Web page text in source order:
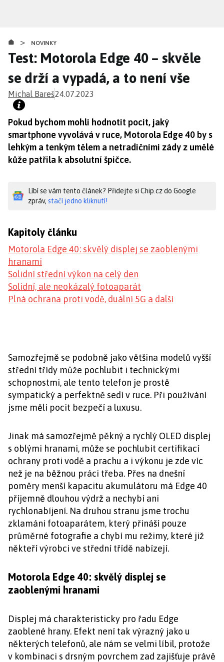
obsahu
> NOVINKY
Test: Motorola Edge 40 – skvěle
se drží a vypadá, a to není vše
Michal Bareš24.07.2023
Pokud bychom mohli hodnotit pocit, jaký
smartphone vyvolává v ruce, Motorola Edge 40 by s
lehkým a tenkým tělem a netradičními zády z umělé
kůže patřila k absolutní špičce.
Líbí se vám tento článek? Přidejte si Chip.cz do Google
zpráv, stačí jedno kliknutí!
Kapitoly článku
Motorola Edge 40: skvělý displej se zaoblenými
hranami
Solidní střední výkon na celý den
Solidní, ale neokázalý fotoaparát
Plná ochrana proti vodě, duální 5G a další
Samozřejmě se podobně jako většina modelů vyšší
střední třídy může pochlubit i technickými
schopnostmi, ale tento telefon je prostě
sympatický a perfektně sedí v ruce. Při používání
jsme měli pocit bezpečí a luxusu.
Jinak má samozřejmě pěkný a rychlý OLED displej
s oblými hranami, může se pochlubit certifikací
ochrany proti vodě a prachu a i výkonu je zde víc
než je na běžnou práci třeba. Přes na dnešní
poměry menší kapacitu akumulátoru má Edge 40
příjemně dlouhou výdrž a nechybí ani
rychlonabíjení. Na druhou stranu jsme trochu
zklamáni fotoaparátem, který přináší pouze
průměrné fotografie a chybí mu režimy, které již
někteří výrobci ve střední třídě nabízejí.
Motorola Edge 40: skvělý displej se
zaoblenými hranami
Displej má charakteristicky pro řadu Edge
zaoblené hrany. Efekt není tak výrazný jako u
některých telefonů, ale nám se velmi líbil, protože
v kombinaci s drsným povrchem zad zajišťuje právě